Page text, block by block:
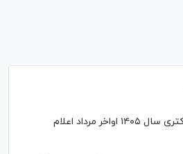
نتایج نهایی آزمون دکتری سال ۱۴۰۵ اواخر مرداد اعلام